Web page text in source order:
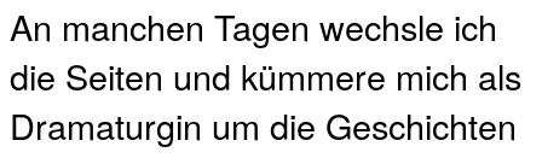
An manchen Tagen wechsle ich
die Seiten und kümmere mich als
Dramaturgin um die Geschichten